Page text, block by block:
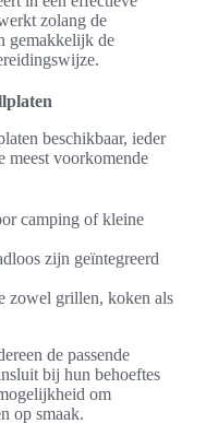
zolang de
gemakkelijk de
beschikbaar, ieder
meest voorkomende
camping of kleine
zijn geïntegreerd
zowel grillen, koken als
de passende
bij hun behoeftes
om
op smaak.